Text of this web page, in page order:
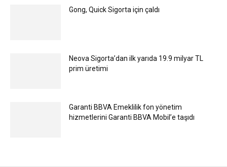
Gong, Quick Sigorta için çaldı
Neova Sigorta’dan ilk yarıda 19.9 milyar TL
prim üretimi
Garanti BBVA Emeklilik fon yönetim
hizmetlerini Garanti BBVA Mobil’e taşıdı